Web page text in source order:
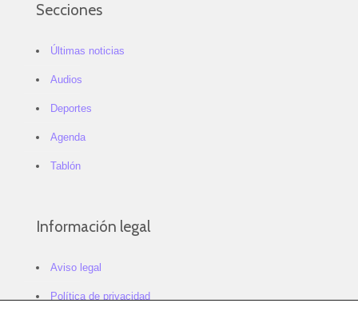
Secciones
Últimas noticias
Audios
Deportes
Agenda
Tablón
Información legal
Aviso legal
Política de privacidad